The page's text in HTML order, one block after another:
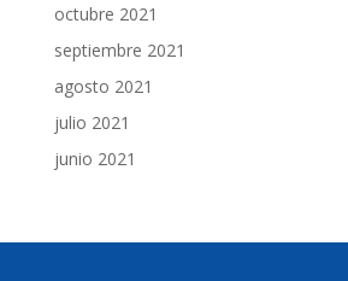
octubre 2021
septiembre 2021
agosto 2021
julio 2021
junio 2021